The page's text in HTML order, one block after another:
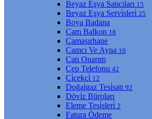
Beyaz Eşya Satıcıları 15
Beyaz Eşya Servi̇sleri̇ 25
Boya Badana
Cam Balkon 18
Çamaşırhane
Camcı Ve Ayna 10
Çatı Onarım
Cep Telefonu 42
Çi̇çekçi̇ 12
Doğalgaz Tesi̇satı 92
Dövi̇z Büroları
Eleme Tesi̇sleri̇ 2
Fatura Ödeme